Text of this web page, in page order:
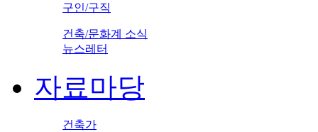
구인/구직
건축/문화계 소식
뉴스레터
자료마당
건축가